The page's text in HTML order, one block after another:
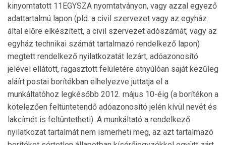
kinyomtatott 11EGYSZA nyomtatványon, vagy azzal egyező
adattartalmú lapon (pld. a civil szervezet vagy az egyház
által előre elkészített, a civil szervezet adószámát, vagy az
egyház technikai számát tartalmazó rendelkező lapon)
megtett rendelkező nyilatkozatát lezárt, adóazonosító
jelével ellátott, ragasztott felületére átnyúlóan saját kezűleg
aláírt postai borítékban elhelyezve juttatja el a
munkáltatóhoz legkésőbb 2012. május 10-éig (a borítékon a
kötelezően feltüntetendő adóazonosító jelén kívül nevét és
lakcímét is feltüntetheti). A munkáltató a rendelkező
nyilatkozat tartalmát nem ismerheti meg, az azt tartalmazó